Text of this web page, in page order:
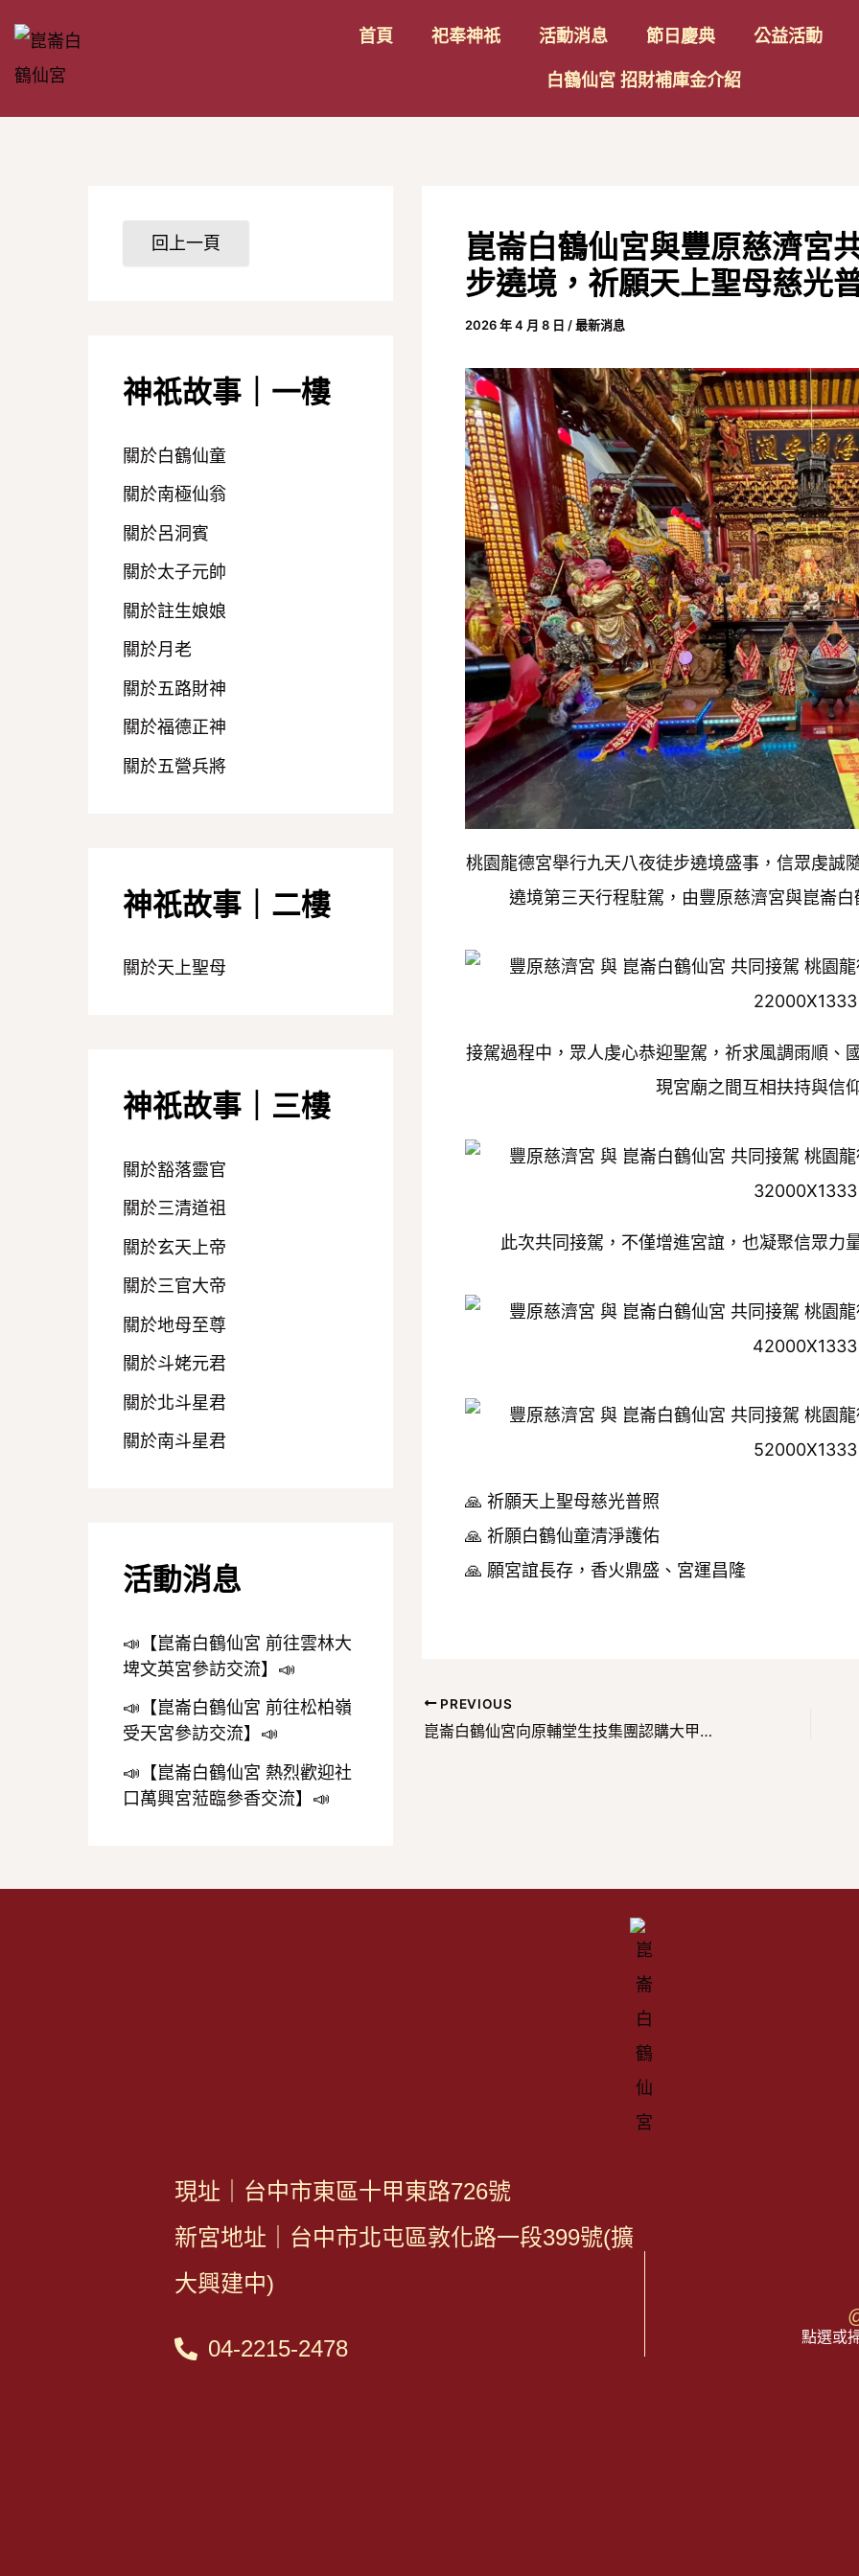
要
首頁 祀奉神祇 活動消息 節日慶典 公益活動
白鶴仙宮 招財補庫金介紹
神祇故事｜一樓
關於白鶴仙童
關於南極仙翁
關於呂洞賓
關於太子元帥
關於註生娘娘
關於月老
關於五路財神
關於福德正神
關於五營兵將
神祇故事｜二樓
關於天上聖母
神祇故事｜三樓
關於豁落靈官
關於三清道祖
關於玄天上帝
關於三官大帝
關於地母至尊
關於斗姥元君
關於北斗星君
關於南斗星君
活動消息
📣【崑崙白鶴仙宮 前往雲林大
埤文英宮參訪交流】📣
📣【崑崙白鶴仙宮 前往松柏嶺
受天宮參訪交流】📣
📣【崑崙白鶴仙宮 熱烈歡迎社
口萬興宮蒞臨參香交流】📣
崑崙白鶴仙宮與豐原慈濟宮
步遶境，祈願天上聖母慈光
2026 年 4 月 8 日 /最新消息
桃園龍德宮舉行九天八夜徒步遶境盛事，信眾虔誠
遶境第三天行程駐駕，由豐原慈濟宮與崑崙
接駕過程中，眾人虔心恭迎聖駕，祈求風調雨順、
現宮廟之間互相扶持與信
此次共同接駕，不僅增進宮誼，也凝聚信眾力
🙏 祈願天上聖母慈光普照
🙏 祈願白鶴仙童清淨護佑
🙏 願宮誼長存，香火鼎盛、宮運昌隆
navigation
PREVIOUS
崑崙白鶴仙宮向原輔堂生技集團認購大甲鎮瀾宮聯名石墨烯護膝，祈願天上聖母慈光普照
現址｜台中市東區十甲東路726號
新宮地址｜台中市北屯區敦化路一段399號(擴
大興建中)
04-2215-2478 點選或